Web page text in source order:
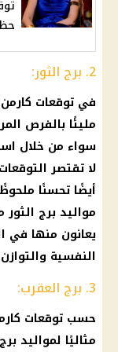
2. برج الثور:
في توقعات
مليئًا بالفرص
سواء من خلال
لا تقتصر
أيضًا تحسنًا
مواليد برج
يعانون منها في
النفسية
3. برج العقرب:
مثاليًا لمواليد